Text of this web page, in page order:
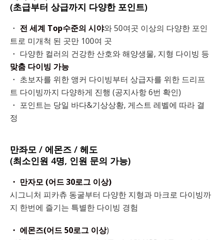
(초급부터 상급까지 다양한 포인트)
・ 전 세계 Top수준의 시야와 50여곳 이상의 다양한 포인
트로 미개척 된 곳만 100여 곳
・ 다양한 컬러의 건강한 산호와 해양생물, 지형 다이빙 등
맞춤 다이빙 가능
・ 초보자를 위한 앵커 다이빙부터 상급자를 위한 드리프
트 다이빙까지 다양하게 진행 (공지사항 6번 확인)
・ 포인트는 당일 바다&기상상황, 게스트 레벨에 따라 결
정
만좌모 / 에몬즈 / 헤도
(최소인원 4명, 인원 문의 가능)
・ 만자모 (어드 30로그 이상)
시그니처 피카츄 동굴부터 다양한 지형과 마크로 다이빙까
지 한번에 즐기는 특별한 다이빙 경험
・ 에몬즈(어드 50로그 이상)